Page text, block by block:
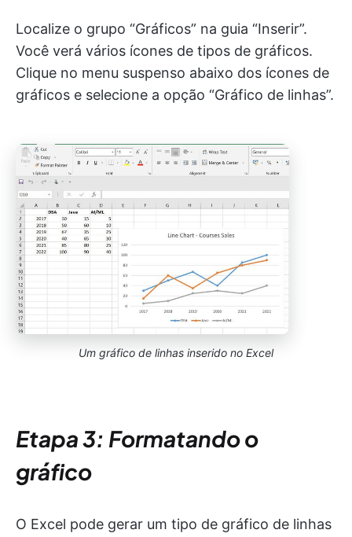
Localize o grupo “Gráficos” na guia “Inserir”.
Você verá vários ícones de tipos de gráficos.
Clique no menu suspenso abaixo dos ícones de
gráficos e selecione a opção “Gráfico de linhas”.
Um gráfico de linhas inserido no Excel
Etapa 3: Formatando o
gráfico
O Excel pode gerar um tipo de gráfico de linhas